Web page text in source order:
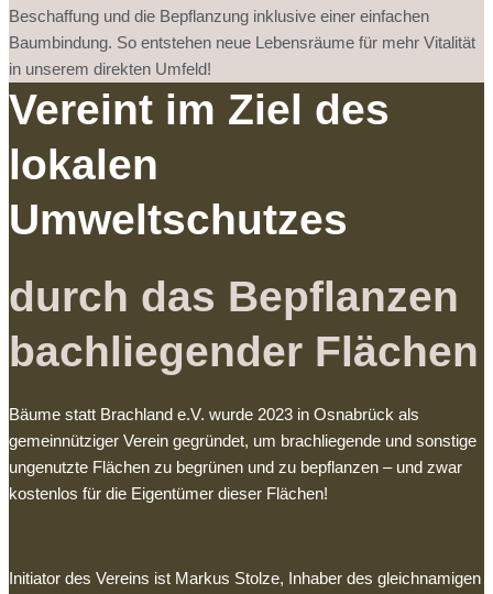
Beschaffung und die Bepflanzung inklusive einer einfachen
Baumbindung. So entstehen neue Lebensräume für mehr Vitalität
in unserem direkten Umfeld!
Vereint im Ziel des
lokalen
Umweltschutzes
durch das Bepflanzen
bachliegender Flächen
Bäume statt Brachland e.V. wurde 2023 in Osnabrück als
gemeinnütziger Verein gegründet, um brachliegende und sonstige
ungenutzte Flächen zu begrünen und zu bepflanzen – und zwar
kostenlos für die Eigentümer dieser Flächen!
Initiator des Vereins ist Markus Stolze, Inhaber des gleichnamigen